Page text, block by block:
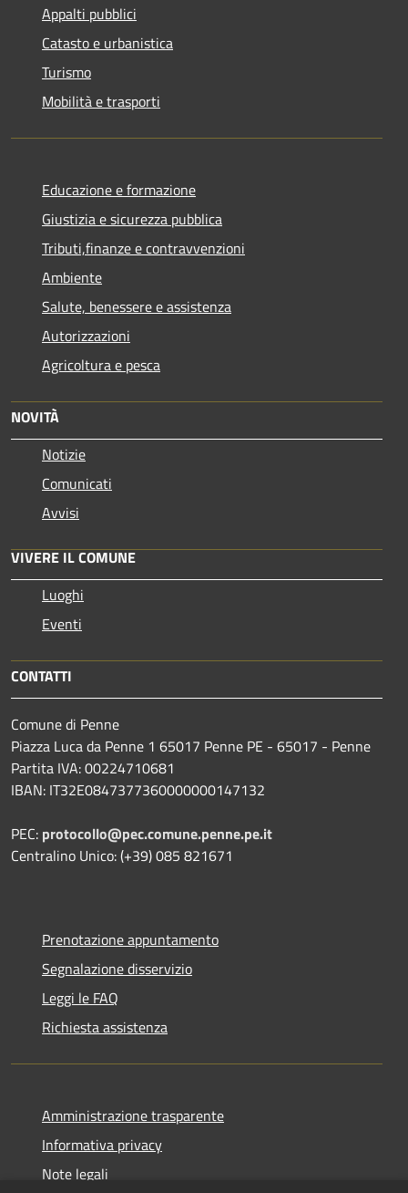
Appalti pubblici
Catasto e urbanistica
Turismo
Mobilità e trasporti
Educazione e formazione
Giustizia e sicurezza pubblica
Tributi,finanze e contravvenzioni
Ambiente
Salute, benessere e assistenza
Autorizzazioni
Agricoltura e pesca
NOVITÀ
Notizie
Comunicati
Avvisi
VIVERE IL COMUNE
Luoghi
Eventi
CONTATTI
Comune di Penne
Piazza Luca da Penne 1 65017 Penne PE - 65017 - Penne
Partita IVA: 00224710681
IBAN: IT32E0847377360000000147132
PEC: protocollo@pec.comune.penne.pe.it
Centralino Unico: (+39) 085 821671
Prenotazione appuntamento
Segnalazione disservizio
Leggi le FAQ
Richiesta assistenza
Amministrazione trasparente
Informativa privacy
Note legali